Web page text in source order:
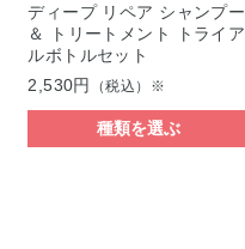
ディープ リペア シャンプー
＆ トリートメント トライア
ルボトルセット
2,530円
（税込）※
種類を選ぶ